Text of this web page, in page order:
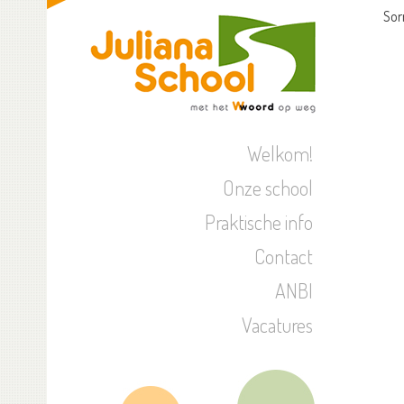
Welkom!
Onze school
Praktische info
Contact
ANBI
Vacatures